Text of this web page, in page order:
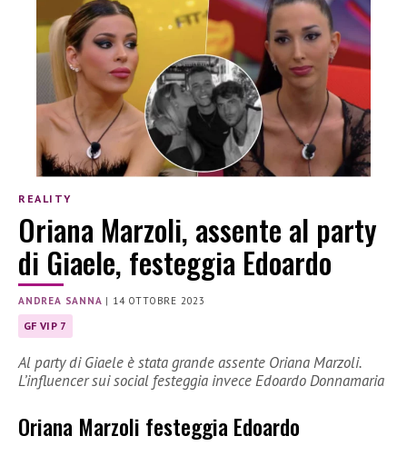
REALITY
Oriana Marzoli, assente al party
di Giaele, festeggia Edoardo
ANDREA SANNA | 14 OTTOBRE 2023
GF VIP 7
Al party di Giaele è stata grande assente Oriana Marzoli.
L’influencer sui social festeggia invece Edoardo Donnamaria
Oriana Marzoli festeggia Edoardo